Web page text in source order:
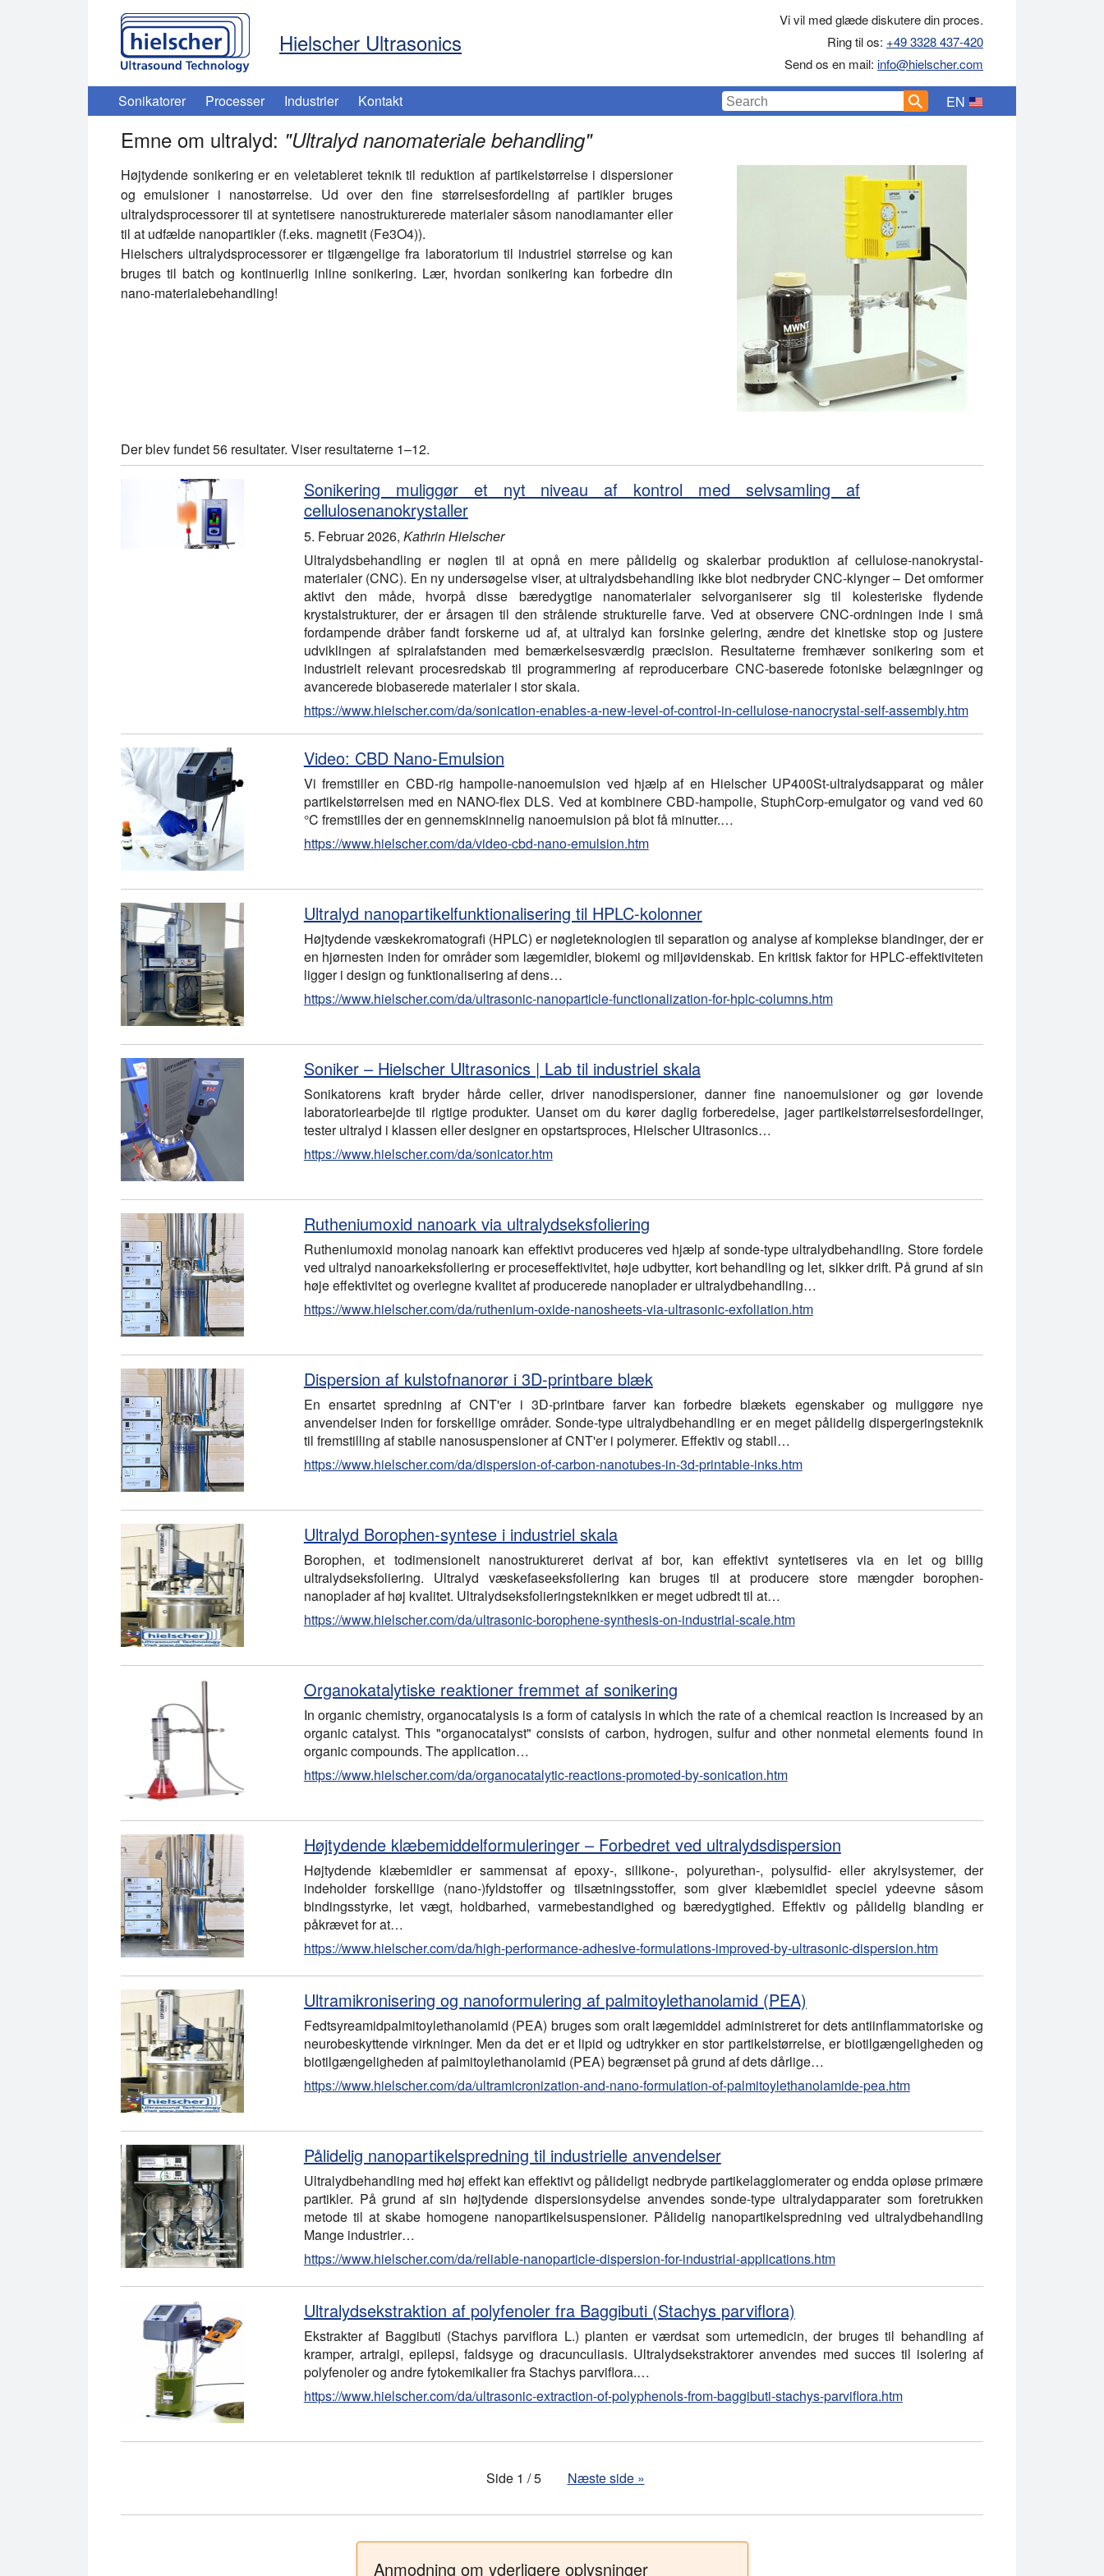
Hielscher Ultrasonics
Vi vil med glæde diskutere din proces.
Ring til os: +49 3328 437-420
Send os en mail: info@hielscher.com
Sonikatorer Processer Industrier Kontakt EN
Emne om ultralyd: "Ultralyd nanomateriale behandling"
Højtydende sonikering er en veletableret teknik til reduktion af partikelstørrelse i dispersioner
og emulsioner i nanostørrelse. Ud over den fine størrelsesfordeling af partikler bruges
ultralydsprocessorer til at syntetisere nanostrukturerede materialer såsom nanodiamanter eller
til at udfælde nanopartikler (f.eks. magnetit (Fe3O4)).
Hielschers ultralydsprocessorer er tilgængelige fra laboratorium til industriel størrelse og kan
bruges til batch og kontinuerlig inline sonikering. Lær, hvordan sonikering kan forbedre din
nano-materialebehandling!
Der blev fundet 56 resultater. Viser resultaterne 1–12.
Sonikering muliggør et nyt niveau af kontrol med selvsamling af
cellulosenanokrystaller
5. Februar 2026, Kathrin Hielscher
Ultralydsbehandling er nøglen til at opnå en mere pålidelig og skalerbar produktion af cellulose-nanokrystal-
materialer (CNC). En ny undersøgelse viser, at ultralydsbehandling ikke blot nedbryder CNC-klynger – Det omformer
aktivt den måde, hvorpå disse bæredygtige nanomaterialer selvorganiserer sig til kolesteriske flydende
krystalstrukturer, der er årsagen til den strålende strukturelle farve. Ved at observere CNC-ordningen inde i små
fordampende dråber fandt forskerne ud af, at ultralyd kan forsinke gelering, ændre det kinetiske stop og justere
udviklingen af spiralafstanden med bemærkelsesværdig præcision. Resultaterne fremhæver sonikering som et
industrielt relevant procesredskab til programmering af reproducerbare CNC-baserede fotoniske belægninger og
avancerede biobaserede materialer i stor skala.
https://www.hielscher.com/da/sonication-enables-a-new-level-of-control-in-cellulose-nanocrystal-self-assembly.htm
Video: CBD Nano-Emulsion
Vi fremstiller en CBD-rig hampolie-nanoemulsion ved hjælp af en Hielscher UP400St-ultralydsapparat og måler
partikelstørrelsen med en NANO-flex DLS. Ved at kombinere CBD-hampolie, StuphCorp-emulgator og vand ved 60
°C fremstilles der en gennemskinnelig nanoemulsion på blot få minutter.…
https://www.hielscher.com/da/video-cbd-nano-emulsion.htm
Ultralyd nanopartikelfunktionalisering til HPLC-kolonner
Højtydende væskekromatografi (HPLC) er nøgleteknologien til separation og analyse af komplekse blandinger, der er
en hjørnesten inden for områder som lægemidler, biokemi og miljøvidenskab. En kritisk faktor for HPLC-effektiviteten
ligger i design og funktionalisering af dens…
https://www.hielscher.com/da/ultrasonic-nanoparticle-functionalization-for-hplc-columns.htm
Soniker – Hielscher Ultrasonics | Lab til industriel skala
Sonikatorens kraft bryder hårde celler, driver nanodispersioner, danner fine nanoemulsioner og gør lovende
laboratoriearbejde til rigtige produkter. Uanset om du kører daglig forberedelse, jager partikelstørrelsesfordelinger,
tester ultralyd i klassen eller designer en opstartsproces, Hielscher Ultrasonics…
https://www.hielscher.com/da/sonicator.htm
Rutheniumoxid nanoark via ultralydseksfoliering
Rutheniumoxid monolag nanoark kan effektivt produceres ved hjælp af sonde-type ultralydbehandling. Store fordele
ved ultralyd nanoarkeksfoliering er proceseffektivitet, høje udbytter, kort behandling og let, sikker drift. På grund af sin
høje effektivitet og overlegne kvalitet af producerede nanoplader er ultralydbehandling…
https://www.hielscher.com/da/ruthenium-oxide-nanosheets-via-ultrasonic-exfoliation.htm
Dispersion af kulstofnanorør i 3D-printbare blæk
En ensartet spredning af CNT'er i 3D-printbare farver kan forbedre blækets egenskaber og muliggøre nye
anvendelser inden for forskellige områder. Sonde-type ultralydbehandling er en meget pålidelig dispergeringsteknik
til fremstilling af stabile nanosuspensioner af CNT'er i polymerer. Effektiv og stabil…
https://www.hielscher.com/da/dispersion-of-carbon-nanotubes-in-3d-printable-inks.htm
Ultralyd Borophen-syntese i industriel skala
Borophen, et todimensionelt nanostruktureret derivat af bor, kan effektivt syntetiseres via en let og billig
ultralydseksfoliering. Ultralyd væskefaseeksfoliering kan bruges til at producere store mængder borophen-
nanoplader af høj kvalitet. Ultralydseksfolieringsteknikken er meget udbredt til at…
https://www.hielscher.com/da/ultrasonic-borophene-synthesis-on-industrial-scale.htm
Organokatalytiske reaktioner fremmet af sonikering
In organic chemistry, organocatalysis is a form of catalysis in which the rate of a chemical reaction is increased by an
organic catalyst. This "organocatalyst" consists of carbon, hydrogen, sulfur and other nonmetal elements found in
organic compounds. The application…
https://www.hielscher.com/da/organocatalytic-reactions-promoted-by-sonication.htm
Højtydende klæbemiddelformuleringer – Forbedret ved ultralydsdispersion
Højtydende klæbemidler er sammensat af epoxy-, silikone-, polyurethan-, polysulfid- eller akrylsystemer, der
indeholder forskellige (nano-)fyldstoffer og tilsætningsstoffer, som giver klæbemidlet speciel ydeevne såsom
bindingsstyrke, let vægt, holdbarhed, varmebestandighed og bæredygtighed. Effektiv og pålidelig blanding er
påkrævet for at…
https://www.hielscher.com/da/high-performance-adhesive-formulations-improved-by-ultrasonic-dispersion.htm
Ultramikronisering og nanoformulering af palmitoylethanolamid (PEA)
Fedtsyreamidpalmitoylethanolamid (PEA) bruges som oralt lægemiddel administreret for dets antiinflammatoriske og
neurobeskyttende virkninger. Men da det er et lipid og udtrykker en stor partikelstørrelse, er biotilgængeligheden og
biotilgængeligheden af palmitoylethanolamid (PEA) begrænset på grund af dets dårlige…
https://www.hielscher.com/da/ultramicronization-and-nano-formulation-of-palmitoylethanolamide-pea.htm
Pålidelig nanopartikelspredning til industrielle anvendelser
Ultralydbehandling med høj effekt kan effektivt og pålideligt nedbryde partikelagglomerater og endda opløse primære
partikler. På grund af sin højtydende dispersionsydelse anvendes sonde-type ultralydapparater som foretrukken
metode til at skabe homogene nanopartikelsuspensioner. Pålidelig nanopartikelspredning ved ultralydbehandling
Mange industrier…
https://www.hielscher.com/da/reliable-nanoparticle-dispersion-for-industrial-applications.htm
Ultralydsekstraktion af polyfenoler fra Baggibuti (Stachys parviflora)
Ekstrakter af Baggibuti (Stachys parviflora L.) planten er værdsat som urtemedicin, der bruges til behandling af
kramper, artralgi, epilepsi, faldsyge og dracunculiasis. Ultralydsekstraktorer anvendes med succes til isolering af
polyfenoler og andre fytokemikalier fra Stachys parviflora.…
https://www.hielscher.com/da/ultrasonic-extraction-of-polyphenols-from-baggibuti-stachys-parviflora.htm
Side 1 / 5 Næste side»
Anmodning om yderligere oplysninger